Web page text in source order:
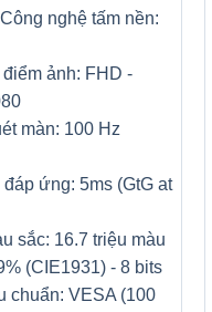
Công nghệ tấm nền:
ảnh: FHD -
màn: 100 Hz
ứng: 5ms (GtG at
sắc: 16.7 triệu màu
(CIE1931) - 8 bits
chuẩn: VESA (100